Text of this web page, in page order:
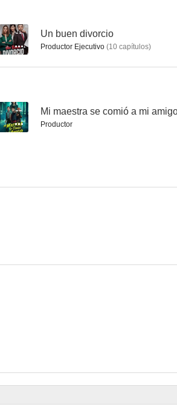
-- Un buen divorcio
Productor Ejecutivo (10 capítulos)
-- Mi maestra se comió a mi
Productor